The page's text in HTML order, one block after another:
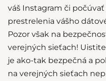
váš Instagram či
prestrelenia vášho
Pozor však na
verejných sieťach!
je ako-tak bezpečná a
na verejných sieťach